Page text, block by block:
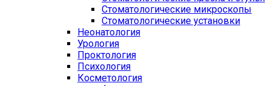
Стоматологические микроскопы
Стоматологические установки
Неонатология
Урология
Проктология
Психология
Косметология